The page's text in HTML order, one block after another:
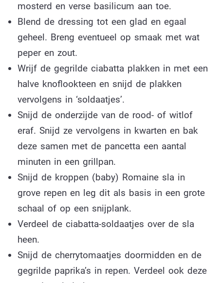
mosterd en verse basilicum aan toe.
Blend de dressing tot een glad en egaal
geheel. Breng eventueel op smaak met wat
peper en zout.
Wrijf de gegrilde ciabatta plakken in met een
halve knoflookteen en snijd de plakken
vervolgens in ‘soldaatjes’.
Snijd de onderzijde van de rood- of witlof
eraf. Snijd ze vervolgens in kwarten en bak
deze samen met de pancetta een aantal
minuten in een grillpan.
Snijd de kroppen (baby) Romaine sla in
grove repen en leg dit als basis in een grote
schaal of op een snijplank.
Verdeel de ciabatta-soldaatjes over de sla
heen.
Snijd de cherrytomaatjes doormidden en de
gegrilde paprika’s in repen. Verdeel ook deze